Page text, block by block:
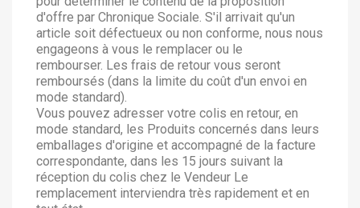
d'offre par Chronique Sociale. S'il arrivait qu'un
article soit défectueux ou non conforme, nous nous
engageons à vous le remplacer ou le
rembourser. Les frais de retour vous seront
remboursés (dans la limite du coût d'un envoi en
mode standard).
Vous pouvez adresser votre colis en retour, en
mode standard, les Produits concernés dans leurs
emballages d'origine et accompagné de la facture
correspondante, dans les 15 jours suivant la
réception du colis chez le Vendeur Le
remplacement interviendra très rapidement et en